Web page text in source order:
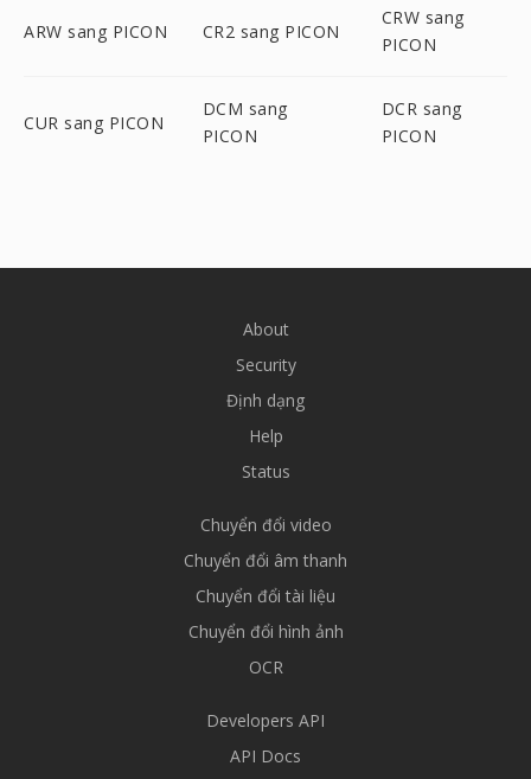
ARW sang PICON CR2 sang PICON
CRW sang
PICON
CUR sang PICON
DCM sang
PICON
DCR sang
PICON
About
Security
Định dạng
Help
Status
Chuyển đổi video
Chuyển đổi âm thanh
Chuyển đổi tài liệu
Chuyển đổi hình ảnh
OCR
Developers API
API Docs